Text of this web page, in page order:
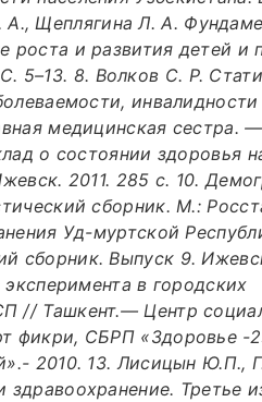
Щеплягина Л. А.
роста и развития детей и
5–13. 8. Волков С. Р.
инвалидности
медицинская
о состоянии здоровья
2011. 285 с. 10.
сборник. М.:
Уд-муртской
сборник. Выпуск 9.
в городских
// Ташкент.— Центр
фикри, СБРП «Здоровье -
2010. 13. Лисицын Ю.П.,
Третье